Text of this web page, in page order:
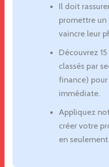
Il doit
promettre un
vaincre leur
Découvrez
classés par
finance)
immédiate.
Appliquez
créer votre
en